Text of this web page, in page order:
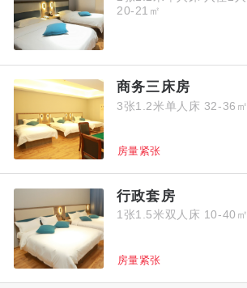
20-21㎡
商务三床房
3张1.2米单人床 32-36㎡
房量紧张
行政套房
1张1.5米双人床 10-40㎡
房量紧张